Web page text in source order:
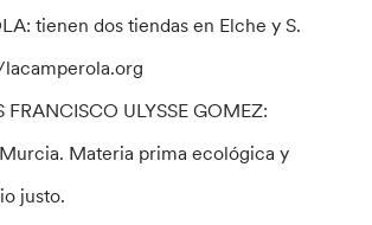
tienen dos tiendas en Elche y S.
FRANCISCO ULYSSE GOMEZ:
Materia prima ecológica y
justo.